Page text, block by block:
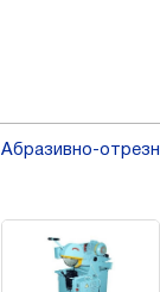
Абразивно-